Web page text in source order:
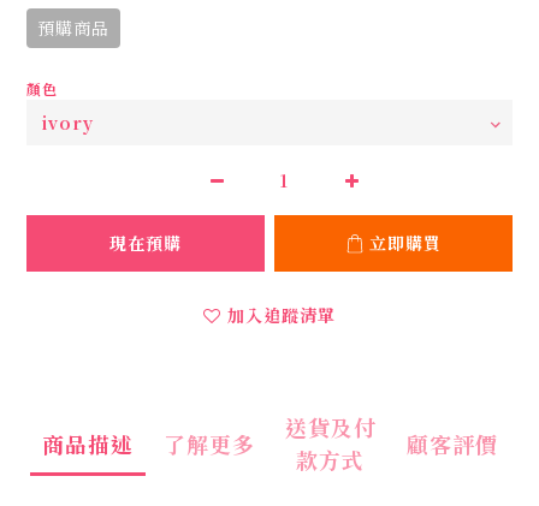
預購商品
顏色
現在預購 立即購買
加入追蹤清單
商品描述 了解更多
送貨及付
款方式
顧客評價